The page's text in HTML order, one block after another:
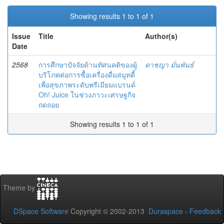
Showing results 1 to 1 of 1
Issue
Date
Title Author(s)
2568
การศึกษาปัจจัยด้านทัศนคติของผู้
บริโภคต่อการซื้อเครื่องดื่มสมูทตี้
เพื่อสุขภาพระดับพรีเมียมแบรนด์
Oh! Juice ในช่วงภาวะเศรษฐกิจ
ถดถอย
ดาชญา มั่นพันธ์
Showing results 1 to 1 of 1
Theme by
DSpace Software Copyright © 2002-2013 Duraspace - Feedback